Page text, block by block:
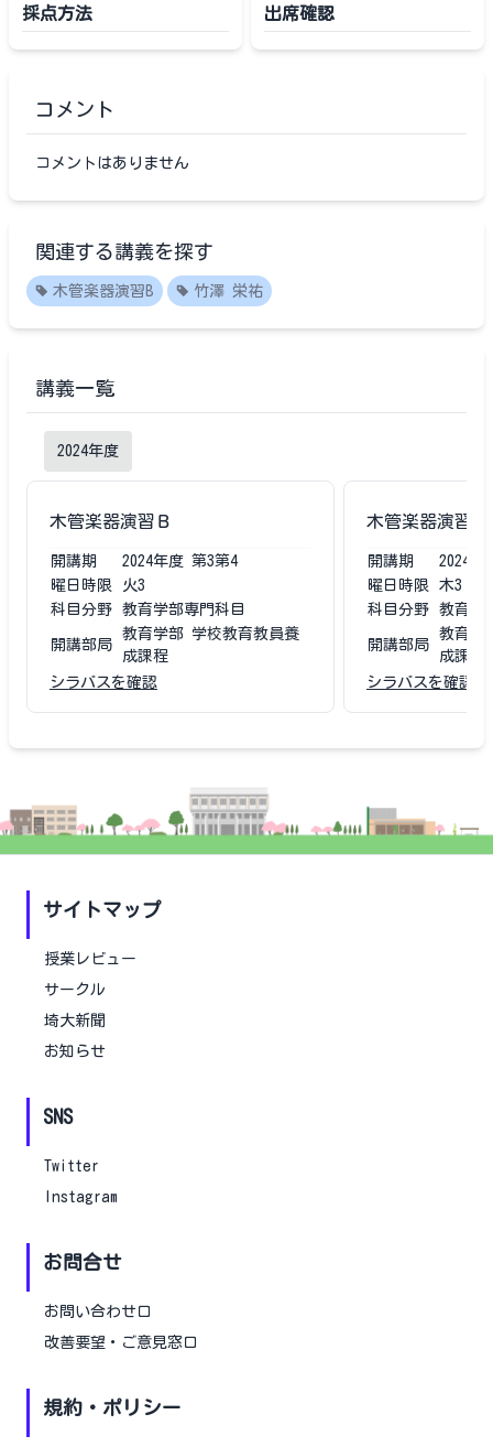
採点方法 出席確認
コメント
コメントはありません
関連する講義を探す
木管楽器演習B 竹澤 栄祐
講義一覧
2024年度
木管楽器演習Ｂ
開講期 2024年度 第3第4
曜日時限
火3
科目分野
教育学部専門科目
開講部局
教育学部 学校教育教員養
成課程
シラバスを確認
木管楽器演習Ｂ
開講期 2024
曜日時限
木3
科目分野
教育学
開講部局
教育学
成課程
シラバスを確認
サイトマップ
授業レビュー
サークル
埼大新聞
お知らせ
SNS
Twitter
Instagram
お問合せ
お問い合わせ口
改善要望・ご意見窓口
規約・ポリシー